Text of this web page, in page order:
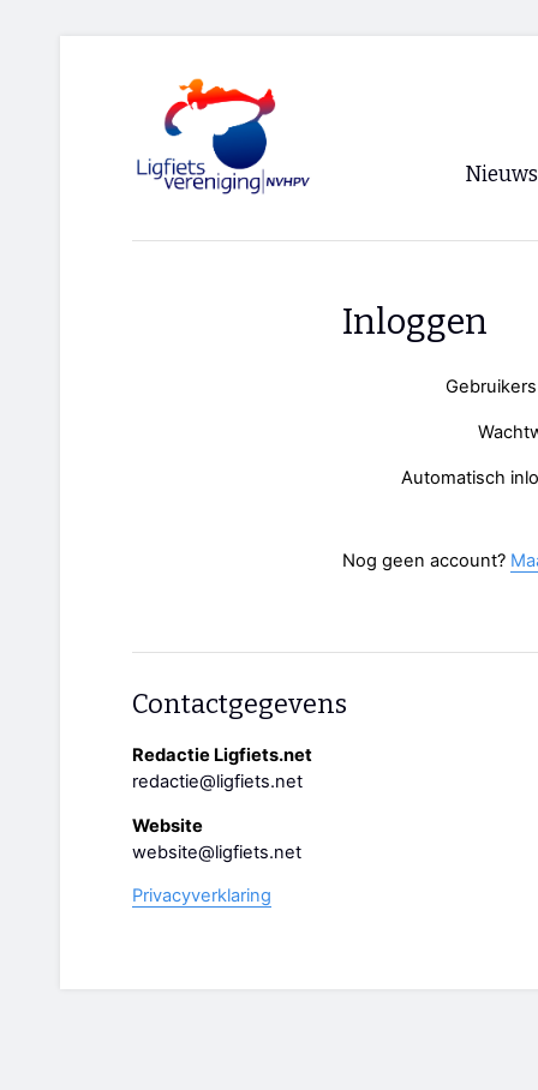
Nieuws
Inloggen
Automatisch
Nog geen account?
Contactgegevens
Redactie Ligfiets.net
redactie@ligfiets.net
Website
website@ligfiets.net
Privacyverklaring